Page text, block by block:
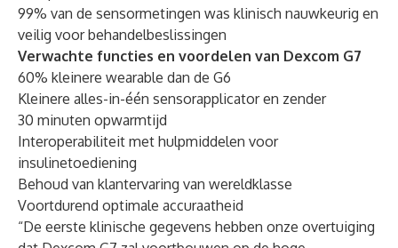
99% van de sensormetingen was klinisch nauwkeurig en
veilig voor behandelbeslissingen
Verwachte functies en voordelen van Dexcom G7
60% kleinere wearable dan de G6
Kleinere alles-in-één sensorapplicator en zender
30 minuten opwarmtijd
Interoperabiliteit met hulpmiddelen voor
insulinetoediening
Behoud van klantervaring van wereldklasse
Voortdurend optimale accuraatheid
“De eerste klinische gegevens hebben onze overtuiging